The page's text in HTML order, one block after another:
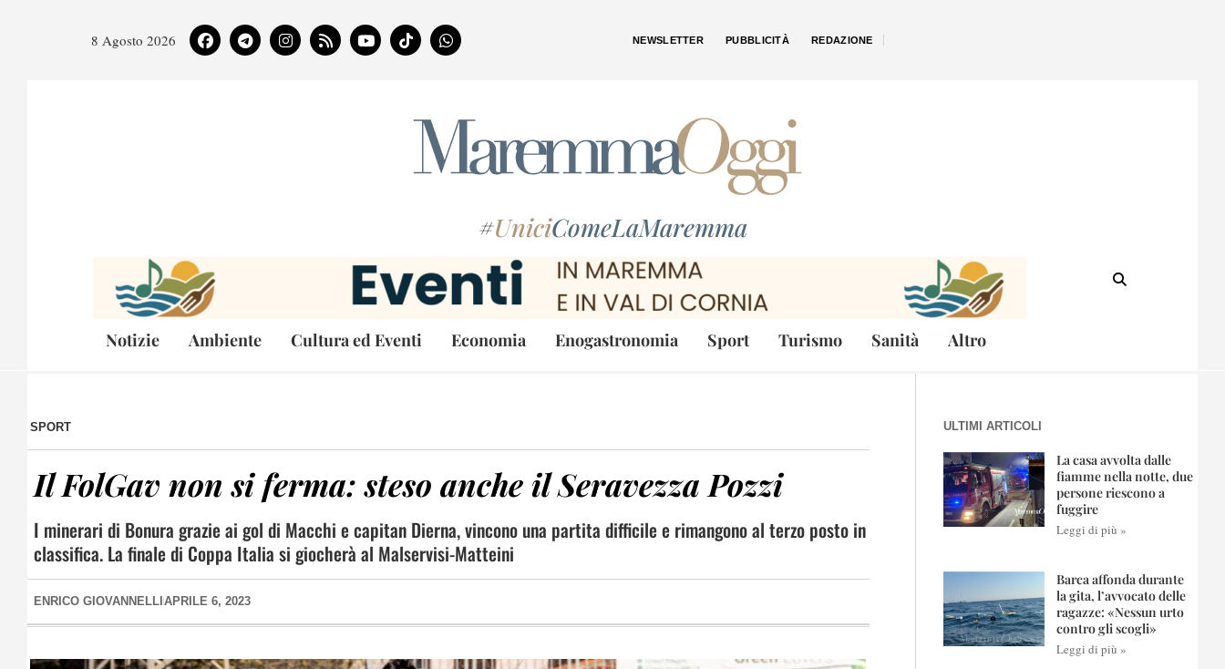
8 Agosto 2026 NEWSLETTER PUBBLICITÀ REDAZIONE
#UniciComeLaMaremma
Notizie Ambiente Cultura ed Eventi Economia Enogastronomia Sport Turismo Sanità Altro
SPORT
Il FolGav non si ferma: steso anche il Seravezza Pozzi
I minerari di Bonura grazie ai gol di Macchi e capitan Dierna, vincono una partita difficile e rimangono al terzo posto in
classifica. La finale di Coppa Italia si giocherà al Malservisi-Matteini
ENRICO GIOVANNELLI APRILE 6, 2023
ULTIMI ARTICOLI
La casa avvolta dalle
fiamme nella notte, due
persone riescono a
fuggire
Leggi di più »
Barca affonda durante
la gita, l’avvocato delle
ragazze: «Nessun urto
contro gli scogli»
Leggi di più »